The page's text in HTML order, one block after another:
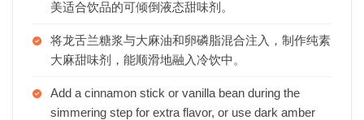
美适合饮品的可倾倒液态甜味剂。
将龙舌兰糖浆与大麻油和卵磷脂混合注入，制作纯素
大麻甜味剂，能顺滑地融入冷饮中。
Add a cinnamon stick or vanilla bean during the
simmering step for extra flavor, or use dark amber